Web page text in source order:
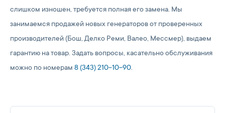
слишком изношен, требуется полная его замена. Мы
занимаемся продажей новых генераторов от проверенных
производителей (Бош, Делко Реми, Валео, Мессмер), выдаем
гарантию на товар. Задать вопросы, касательно обслуживания
можно по номерам 8 (343) 210-10-90.